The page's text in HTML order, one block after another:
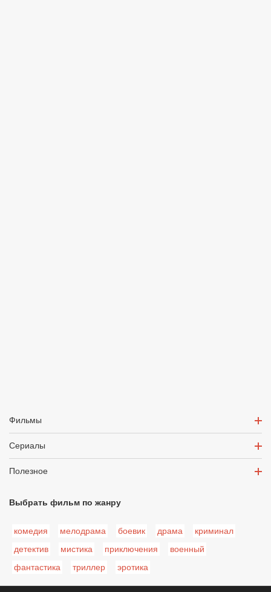
Фильмы
Сериалы
Полезное
Выбрать фильм по жанру
комедия мелодрама боевик драма
криминал
детектив
мистика приключения
военный
фантастика
триллер эротика